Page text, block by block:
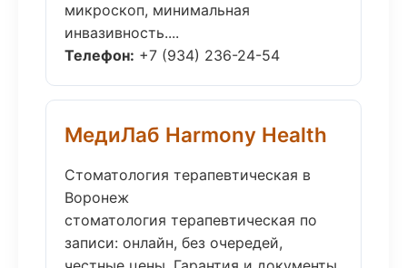
микроскоп, минимальная
инвазивность....
Телефон: +7 (934) 236-24-54
МедиЛаб Harmony Health
Стоматология терапевтическая в
Воронеж
стоматология терапевтическая по
записи: онлайн, без очередей,